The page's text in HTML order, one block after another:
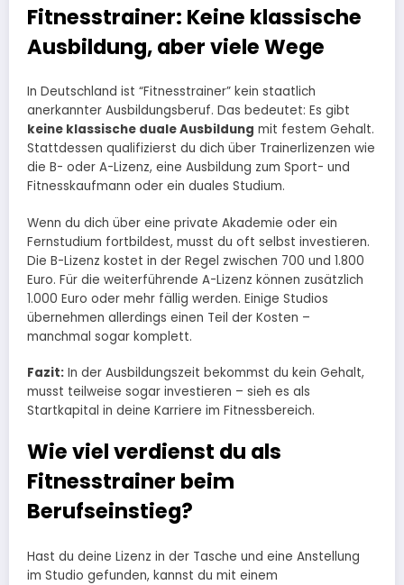
Fitnesstrainer: Keine klassische
Ausbildung, aber viele Wege
In Deutschland ist “Fitnesstrainer” kein staatlich
anerkannter Ausbildungsberuf. Das bedeutet: Es gibt
keine klassische duale Ausbildung mit festem Gehalt.
Stattdessen qualifizierst du dich über Trainerlizenzen wie
die B- oder A-Lizenz, eine Ausbildung zum Sport- und
Fitnesskaufmann oder ein duales Studium.
Wenn du dich über eine private Akademie oder ein
Fernstudium fortbildest, musst du oft selbst investieren.
Die B-Lizenz kostet in der Regel zwischen 700 und 1.800
Euro. Für die weiterführende A-Lizenz können zusätzlich
1.000 Euro oder mehr fällig werden. Einige Studios
übernehmen allerdings einen Teil der Kosten –
manchmal sogar komplett.
Fazit: In der Ausbildungszeit bekommst du kein Gehalt,
musst teilweise sogar investieren – sieh es als
Startkapital in deine Karriere im Fitnessbereich.
Wie viel verdienst du als
Fitnesstrainer beim
Berufseinstieg?
Hast du deine Lizenz in der Tasche und eine Anstellung
im Studio gefunden, kannst du mit einem